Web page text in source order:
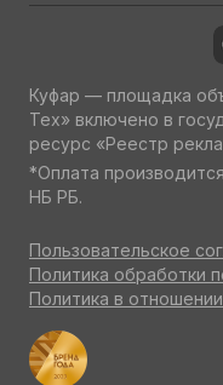
Куфар — площадка
Тех» включено в
ресурс «Реестр
*Оплата
НБ РБ.
Пользовательское
Политика обработки
Политика в